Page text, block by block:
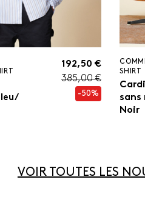
192,50 €
385,00 €
-50%
SHIRT
sans
Noir
VOIR TOUTES LES